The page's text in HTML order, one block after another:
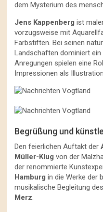
dem Mysterium des
Jens Kappenberg ist
vorzugsweise mit
Farbstiften. Bei seinen
Landschaften dominiert
Anregungen spielen eine
Impressionen als
Begrüßung und
Den feierlichen Auftakt der
Müller-Klug von der
der renommierte
Hamburg in die Werke der
musikalische Begleitung
Merz.